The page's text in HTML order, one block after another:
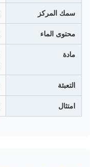
سمك المركز
محتوى الماء
مادة
التعبئة
امتثال